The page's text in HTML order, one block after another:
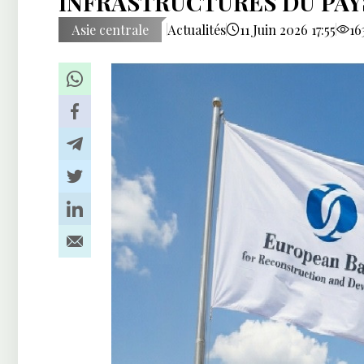
Asie centrale Actualités 11 Juin 2026 17:55